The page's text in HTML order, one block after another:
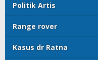
Politik Artis
Range rover
Kasus dr Ratna